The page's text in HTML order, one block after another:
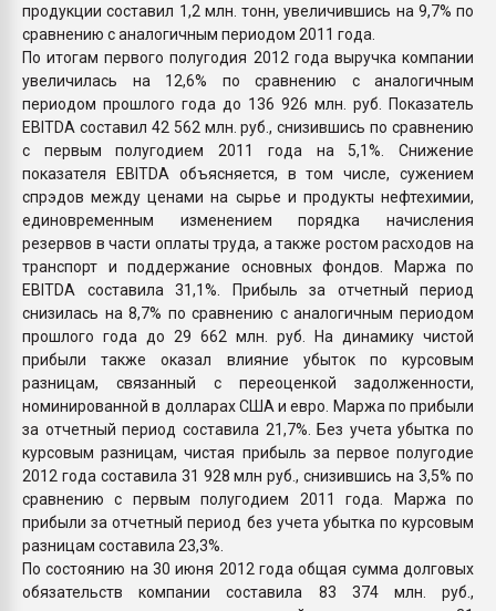
продукции составил 1,2 млн. тонн, увеличившись на 9,7% по
сравнению с аналогичным периодом 2011 года.
По итогам первого полугодия 2012 года выручка компании
увеличилась на 12,6% по сравнению с аналогичным
периодом прошлого года до 136 926 млн. руб. Показатель
EBITDA составил 42 562 млн. руб., снизившись по сравнению
с первым полугодием 2011 года на 5,1%. Снижение
показателя EBITDA объясняется, в том числе, сужением
спрэдов между ценами на сырье и продукты нефтехимии,
единовременным изменением порядка начисления
резервов в части оплаты труда, а также ростом расходов на
транспорт и поддержание основных фондов. Маржа по
EBITDA составила 31,1%. Прибыль за отчетный период
снизилась на 8,7% по сравнению с аналогичным периодом
прошлого года до 29 662 млн. руб. На динамику чистой
прибыли также оказал влияние убыток по курсовым
разницам, связанный с переоценкой задолженности,
номинированной в долларах США и евро. Маржа по прибыли
за отчетный период составила 21,7%. Без учета убытка по
курсовым разницам, чистая прибыль за первое полугодие
2012 года составила 31 928 млн руб., снизившись на 3,5% по
сравнению с первым полугодием 2011 года. Маржа по
прибыли за отчетный период без учета убытка по курсовым
разницам составила 23,3%.
По состоянию на 30 июня 2012 года общая сумма долговых
обязательств компании составила 83 374 млн. руб.,